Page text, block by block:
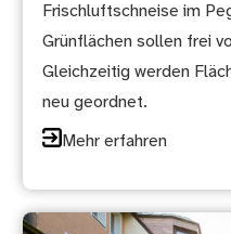
Frischluftschneise im
Grünflächen sollen frei
Gleichzeitig werden
neu geordnet.
Mehr erfahren